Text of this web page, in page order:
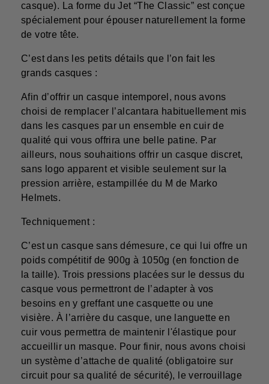
casque). La forme du Jet “The Classic” est conçue
spécialement pour épouser naturellement la forme
de votre tête.
C’est dans les petits détails que l’on fait les
grands casques :
Afin d’offrir un casque intemporel, nous avons
choisi de remplacer l’alcantara habituellement mis
dans les casques par un ensemble en cuir de
qualité qui vous offrira une belle patine. Par
ailleurs, nous souhaitions offrir un casque discret,
sans logo apparent et visible seulement sur la
pression arrière, estampillée du M de Marko
Helmets.
Techniquement :
C’est un casque sans démesure, ce qui lui offre un
poids compétitif de 900g à 1050g (en fonction de
la taille). Trois pressions placées sur le dessus du
casque vous permettront de l’adapter à vos
besoins en y greffant une casquette ou une
visière. À l’arrière du casque, une languette en
cuir vous permettra de maintenir l'élastique pour
accueillir un masque. Pour finir, nous avons choisi
un système d’attache de qualité (obligatoire sur
circuit pour sa qualité de sécurité), le verrouillage